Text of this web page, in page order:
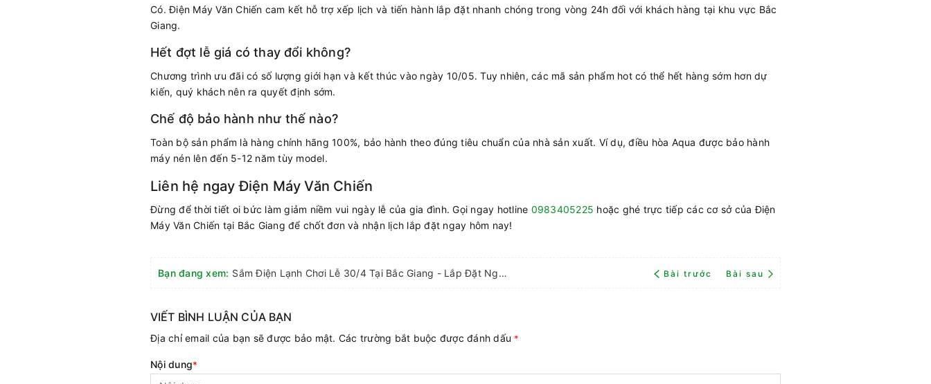
Có. Điện Máy Văn Chiến cam kết hỗ trợ xếp lịch và tiến hành lắp đặt nhanh chóng trong vòng 24h đối với khách hàng tại khu vực Bắc
Giang.
Hết đợt lễ giá có thay đổi không?
Chương trình ưu đãi có số lượng giới hạn và kết thúc vào ngày 10/05. Tuy nhiên, các mã sản phẩm hot có thể hết hàng sớm hơn dự
kiến, quý khách nên ra quyết định sớm.
Chế độ bảo hành như thế nào?
Toàn bộ sản phẩm là hàng chính hãng 100%, bảo hành theo đúng tiêu chuẩn của nhà sản xuất. Ví dụ, điều hòa Aqua được bảo hành
máy nén lên đến 5-12 năm tùy model.
Liên hệ ngay Điện Máy Văn Chiến
Đừng để thời tiết oi bức làm giảm niềm vui ngày lễ của gia đình. Gọi ngay hotline 0983405225 hoặc ghé trực tiếp các cơ sở của Điện
Máy Văn Chiến tại Bắc Giang để chốt đơn và nhận lịch lắp đặt ngay hôm nay!
Bạn đang xem: Sắm Điện Lạnh Chơi Lễ 30/4 Tại Bắc Giang - Lắp Đặt Ngay Bài trước Bài sau
VIẾT BÌNH LUẬN CỦA BẠN
Địa chỉ email của bạn sẽ được bảo mật. Các trường bắt buộc được đánh dấu *
Nội dung*